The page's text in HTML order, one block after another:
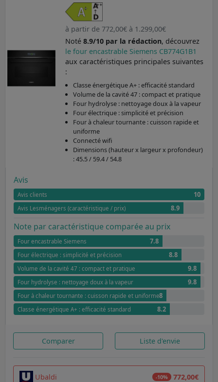
à partir de 772,00€ à 1.299,00€
Noté 8.9/10 par la rédaction, découvrez
le four encastrable Siemens CB774G1B1
aux caractéristiques principales suivantes
:
Classe énergétique A+ : efficacité standard
Volume de la cavité 47 : compact et pratique
Four hydrolyse : nettoyage doux à la vapeur
Four électrique : simplicité et précision
Four à chaleur tournante : cuisson rapide et
uniforme
Connecté wifi
Dimensions (hauteur x largeur x profondeur)
: 45.5 / 59.4 / 54.8
Avis
Avis clients 10
Avis Lesménagers (caractéristique / prix) 8.9
Note par caractéristique comparée au prix
Four encastrable Siemens 7.8
Four électrique : simplicité et précision 8.8
Volume de la cavité 47 : compact et pratique 9.8
Four hydrolyse : nettoyage doux à la vapeur 9.8
Four à chaleur tournante : cuisson rapide et uniforme8
Classe énergétique A+ : efficacité standard 8.2
Comparer Liste d'envie
Ubaldi -10% 772,00€